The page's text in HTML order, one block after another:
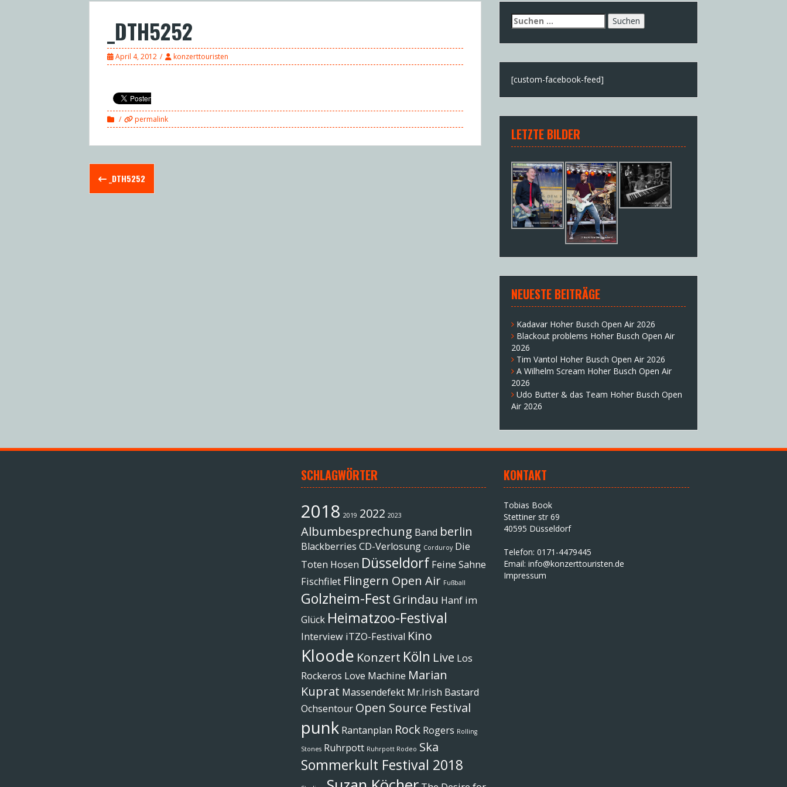
_DTH5252
April 4, 2012 konzerttouristen
permalink
Post
navigation
_DTH5252
Suchen
nach:
[custom-facebook-feed]
LETZTE BILDER
NEUESTE BEITRÄGE
Kadavar Hoher Busch Open Air 2026
Blackout problems Hoher Busch Open Air
2026
Tim Vantol Hoher Busch Open Air 2026
A Wilhelm Scream Hoher Busch Open Air
2026
Udo Butter & das Team Hoher Busch Open
Air 2026
SCHLAGWÖRTER
2018 2019 2022 2023
Albumbesprechung Band berlin
Blackberries CD-Verlosung Corduroy Die
Toten Hosen Düsseldorf Feine Sahne
Fischfilet Flingern Open Air Fußball
Golzheim-Fest Grindau Hanf im
Glück Heimatzoo-Festival
Interview iTZO-Festival Kino
Kloode Konzert Köln Live Los
Rockeros Love Machine Marian
Kuprat Massendefekt Mr.Irish Bastard
Ochsentour Open Source Festival
punk Rantanplan Rock Rogers Rolling
Stones Ruhrpott Ruhrpott Rodeo Ska
Sommerkult Festival 2018
KONTAKT
Tobias Book
Stettiner str 69
40595 Düsseldorf
Telefon: 0171-4479445
Email:info@konzerttouristen.de
Impressum